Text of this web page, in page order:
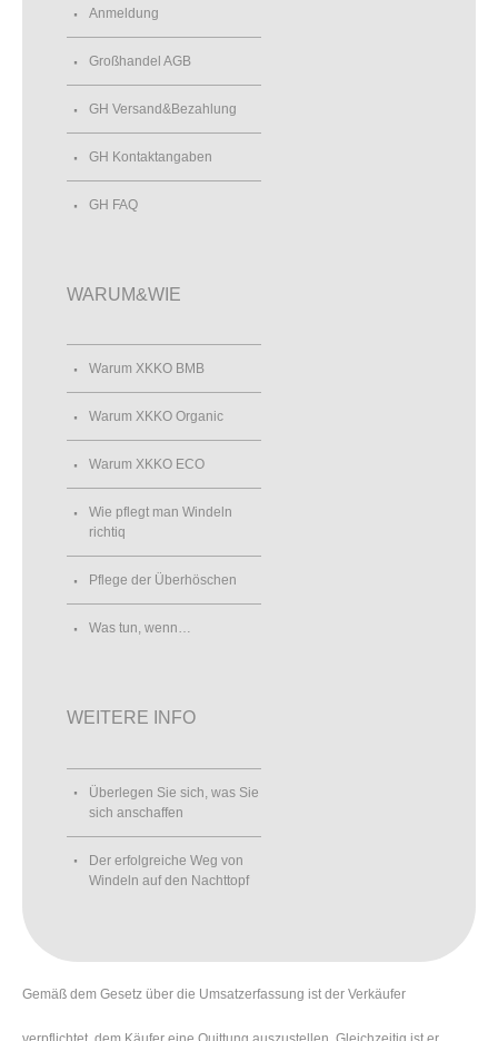
Anmeldung
Großhandel AGB
GH Versand&Bezahlung
GH Kontaktangaben
GH FAQ
WARUM&WIE
Warum XKKO BMB
Warum XKKO Organic
Warum XKKO ECO
Wie pflegt man Windeln
richtiq
Pflege der Überhöschen
Was tun, wenn…
WEITERE INFO
Überlegen Sie sich, was Sie
sich anschaffen
Der erfolgreiche Weg von
Windeln auf den Nachttopf
Gemäß dem Gesetz über die Umsatzerfassung ist der Verkäufer